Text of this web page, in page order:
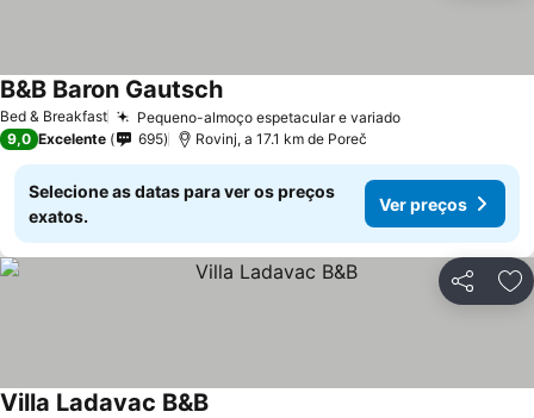
Bed & Breakfast Pequeno-almoço espetacular e variado
B&B Baron Gautsch
9,0 Excelente 695 Rovinj, a 17.1 km de Poreč
Selecione as datas para ver os preços
exatos.
Ver preços
Partilhar
Villa Ladavac B&B